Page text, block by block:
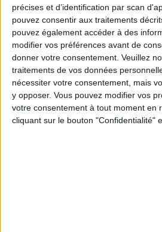
précises et d’identification par scan
pouvez consentir aux traitements
pouvez également accéder à des
modifier vos préférences avant de
donner votre consentement. Veuillez
traitements de vos données
nécessiter votre consentement, mais
y opposer. Vous pouvez modifier vos
votre consentement à tout moment en
cliquant sur le bouton "Confidentialité"
Peut-on remplacer la viande
Consultation diététique